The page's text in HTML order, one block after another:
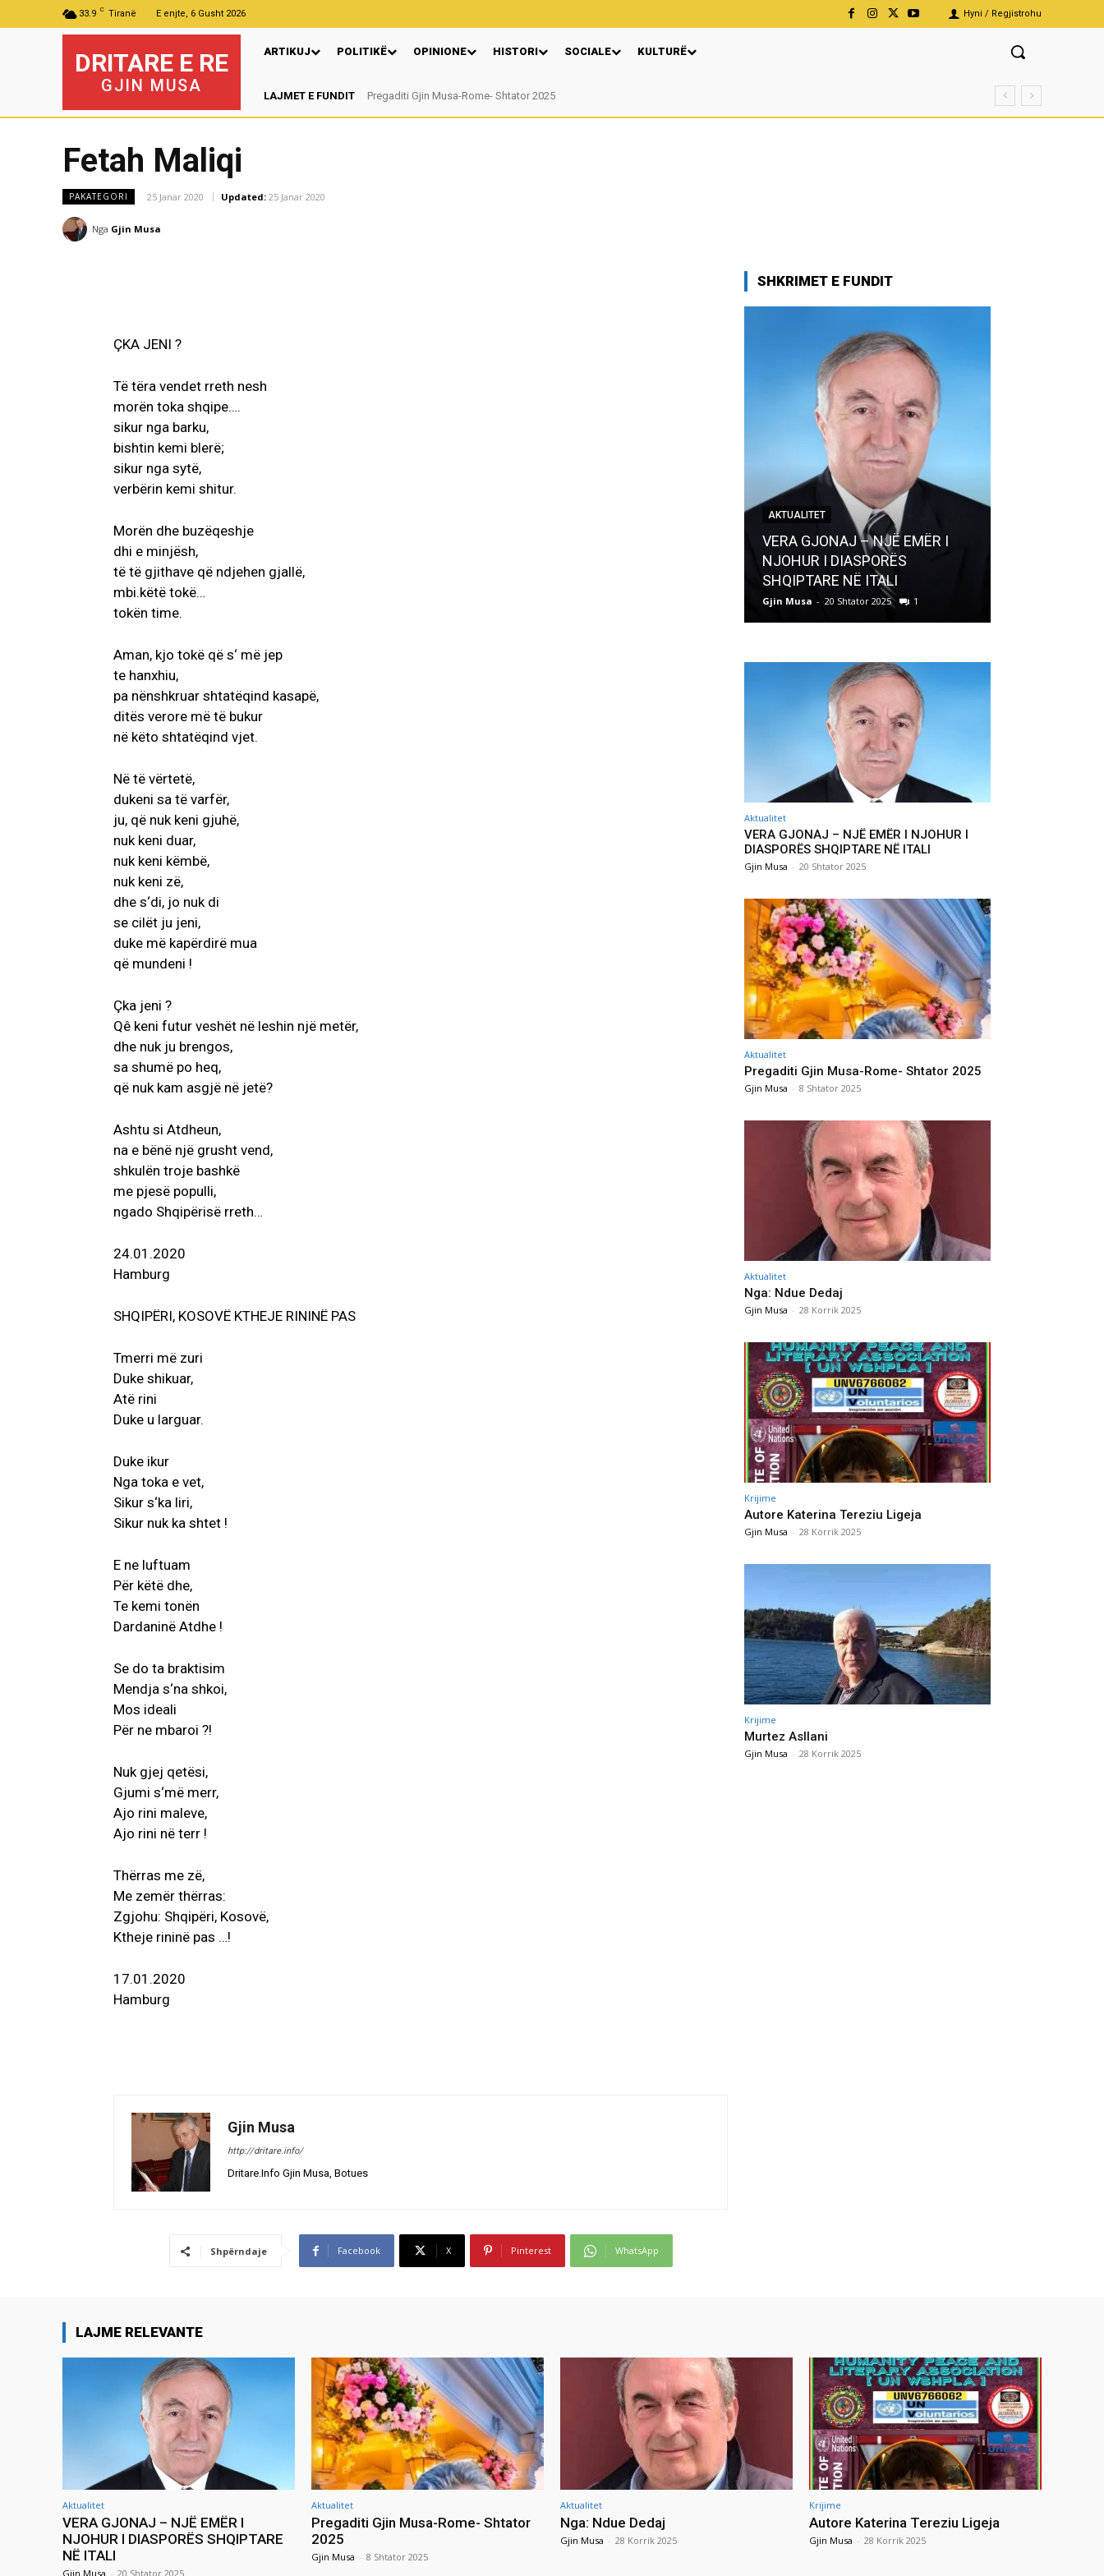
33.9 C Tiranë E enjte, 6 Gusht 2026 Hyni / Regjistrohu
DRITARE E RE
GJIN MUSA
ARTIKUJ POLITIKË OPINIONE HISTORI SOCIALE KULTURË
LAJMET E FUNDIT Pregaditi Gjin Musa-Rome- Shtator 2025
Nga: Ndue Dedaj
Fetah Maliqi
PAKATEGORI 25 Janar 2020 Updated: 25 Janar 2020
Nga Gjin Musa
ÇKA JENI ?
Të tëra vendet rreth nesh
morën toka shqipe….
sikur nga barku,
bishtin kemi blerë;
sikur nga sytë,
verbërin kemi shitur.
Morën dhe buzëqeshje
dhi e minjësh,
të të gjithave që ndjehen gjallë,
mbi.këtë tokë…
tokën time.
Aman, kjo tokë që s‘ më jep
te hanxhiu,
pa nënshkruar shtatëqind kasapë,
ditës verore më të bukur
në këto shtatëqind vjet.
Në të vërtetë,
dukeni sa të varfër,
ju, që nuk keni gjuhë,
nuk keni duar,
nuk keni këmbë,
nuk keni zë,
dhe s‘di, jo nuk di
se cilët ju jeni,
duke më kapërdirë mua
që mundeni !
Çka jeni ?
Qê keni futur veshët në leshin një metër,
dhe nuk ju brengos,
sa shumë po heq,
që nuk kam asgjë në jetë?
Ashtu si Atdheun,
na e bënë një grusht vend,
shkulën troje bashkë
me pjesë populli,
ngado Shqipërisë rreth…
24.01.2020
Hamburg
SHQIPËRI, KOSOVË KTHEJE RININË PAS
Tmerri më zuri
Duke shikuar,
Atë rini
Duke u larguar.
Duke ikur
Nga toka e vet,
Sikur s‘ka liri,
Sikur nuk ka shtet !
E ne luftuam
Për këtë dhe,
Te kemi tonën
Dardaninë Atdhe !
Se do ta braktisim
Mendja s‘na shkoi,
Mos ideali
Për ne mbaroi ?!
Nuk gjej qetësi,
Gjumi s‘më merr,
Ajo rini maleve,
Ajo rini në terr !
Thërras me zë,
Me zemër thërras:
Zgjohu: Shqipëri, Kosovë,
Ktheje rininë pas …!
17.01.2020
Hamburg
Gjin Musa
http://dritare.info/
Dritare.Info Gjin Musa, Botues
Shpërndaje Facebook X Pinterest WhatsApp
SHKRIMET E FUNDIT
AKTUALITET
VERA GJONAJ – NJË EMËR I
NJOHUR I DIASPORËS
SHQIPTARE NË ITALI
Gjin Musa - 20 Shtator 2025 1
Aktualitet
VERA GJONAJ – NJË EMËR I NJOHUR I
DIASPORËS SHQIPTARE NË ITALI
Gjin Musa - 20 Shtator 2025
Aktualitet
Pregaditi Gjin Musa-Rome- Shtator 2025
Gjin Musa - 8 Shtator 2025
Aktualitet
Nga: Ndue Dedaj
Gjin Musa - 28 Korrik 2025
Krijime
Autore Katerina Tereziu Ligeja
Gjin Musa - 28 Korrik 2025
Krijime
Murtez Asllani
Gjin Musa - 28 Korrik 2025
LAJME RELEVANTE
Aktualitet
VERA GJONAJ – NJË EMËR I
NJOHUR I DIASPORËS SHQIPTARE
NË ITALI
Gjin Musa - 20 Shtator 2025
Aktualitet
Pregaditi Gjin Musa-Rome- Shtator
2025
Gjin Musa - 8 Shtator 2025
Aktualitet
Nga: Ndue Dedaj
Gjin Musa - 28 Korrik 2025
Krijime
Autore Katerina Tereziu Ligeja
Gjin Musa - 28 Korrik 2025